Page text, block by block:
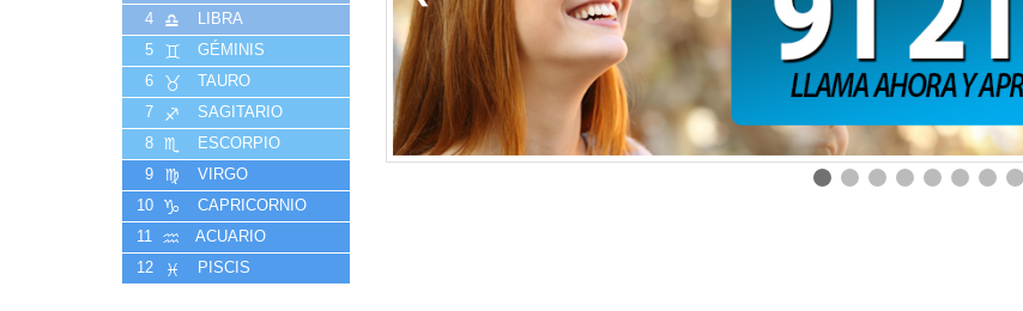
4
LIBRA
5
GÉMINIS
6
TAURO
7
SAGITARIO
8
ESCORPIO
9
VIRGO
10
CAPRICORNIO
11
ACUARIO
12
PISCIS